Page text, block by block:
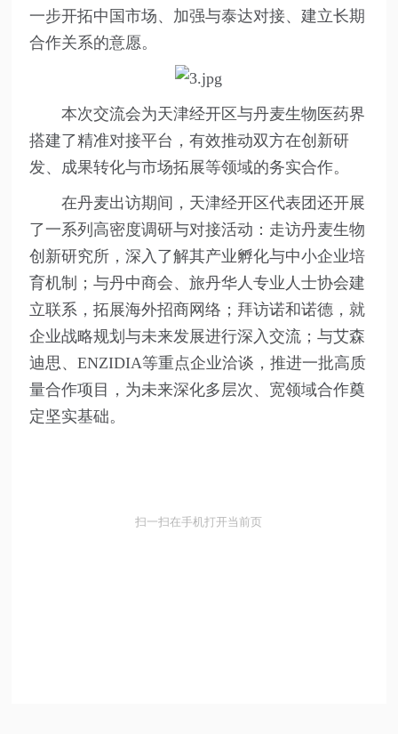
一步开拓中国市场、加强与泰达对接、建立长期
合作关系的意愿。
本次交流会为天津经开区与丹麦生物医药界
搭建了精准对接平台，有效推动双方在创新研
发、成果转化与市场拓展等领域的务实合作。
在丹麦出访期间，天津经开区代表团还开展
了一系列高密度调研与对接活动：走访丹麦生物
创新研究所，深入了解其产业孵化与中小企业培
育机制；与丹中商会、旅丹华人专业人士协会建
立联系，拓展海外招商网络；拜访诺和诺德，就
企业战略规划与未来发展进行深入交流；与艾森
迪思、ENZIDIA等重点企业洽谈，推进一批高质
量合作项目，为未来深化多层次、宽领域合作奠
定坚实基础。
扫一扫在手机打开当前页